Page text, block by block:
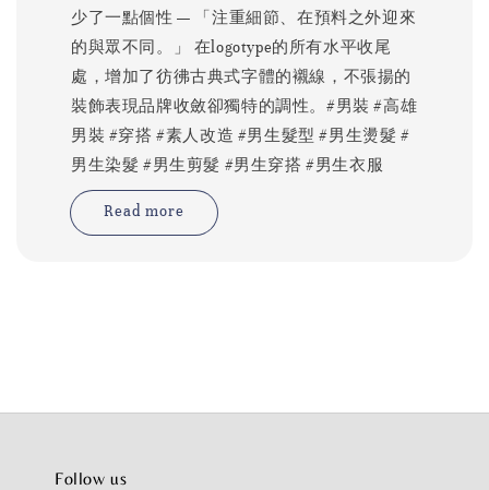
少了一點個性 — 「注重細節、在預料之外迎來
的與眾不同。」 在logotype的所有水平收尾
處，增加了彷彿古典式字體的襯線，不張揚的
裝飾表現品牌收斂卻獨特的調性。#男裝 #高雄
男裝 #穿搭 #素人改造 #男生髮型 #男生燙髮 #
男生染髮 #男生剪髮 #男生穿搭 #男生衣服
Read more
Follow us